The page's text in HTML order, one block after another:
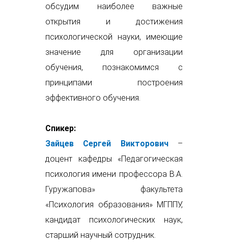
обсудим наиболее важные
открытия и достижения
психологической науки, имеющие
значение для организации
обучения, познакомимся с
принципами построения
эффективного обучения.
Спикер:
Зайцев Сергей Викторович
–
доцент кафедры «Педагогическая
психология имени профессора В.А.
Гуружапова» факультета
«Психология образования» МГППУ,
кандидат психологических наук,
старший научный сотрудник.